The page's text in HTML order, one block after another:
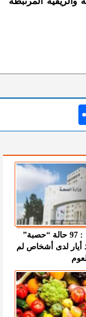
" الصحة " : 97 حالة “حصبة”
لدى أشخاص لم